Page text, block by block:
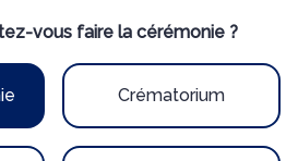
vous faire la cérémonie ?
Crématorium